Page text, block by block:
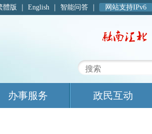
體版 English 智能问答 网站支持IPv6
办事服务 政民互动